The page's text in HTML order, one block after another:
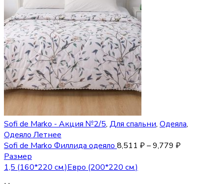
Sofi de Marko - Акция №2/5, Для спальни, Одеяла,
Одеяло Летнее
Sofi de Marko Филлида одеяло 8,511 ₽–9,779 ₽
Размер
1,5 (160*220 см.)Евро (200*220 см.)